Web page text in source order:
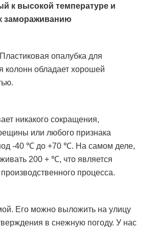
к высокой температуре и
замораживанию
Пластиковая опалубка для
колонн обладает хорошей
никакого сокращения,
или любого признака
-40 ℃ до +70 ℃. На самом деле,
200 + ℃, что является
процесса.
Его можно выложить на улицу
в снежную погоду. У нас